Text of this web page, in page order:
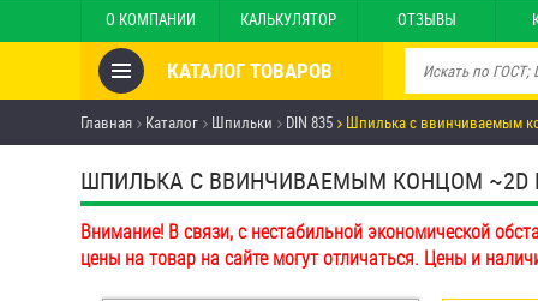
О КОМПАНИИ КАЛЬКУЛЯТОР ОТЗЫВЫ
КАТАЛОГ ТОВАРОВ
Товары со скидкой
Анкеры
Антивандальный крепёж,
инструмент
Болты и винты
Главная Каталог Шпильки DIN 835 Шпилька c ввинчиваемым
ШПИЛЬКА C ВВИНЧИВАЕМЫМ КОНЦОМ ~2D
Внимание! В связи, с нестабильной экономической
цены на товар на сайте могут отличаться. Цены и